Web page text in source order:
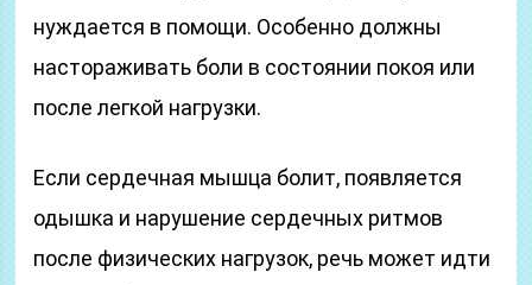
нуждается в помощи. Особенно должны
настораживать боли в состоянии покоя или
после легкой нагрузки.
Если сердечная мышца болит, появляется
одышка и нарушение сердечных ритмов
после физических нагрузок, речь может идти